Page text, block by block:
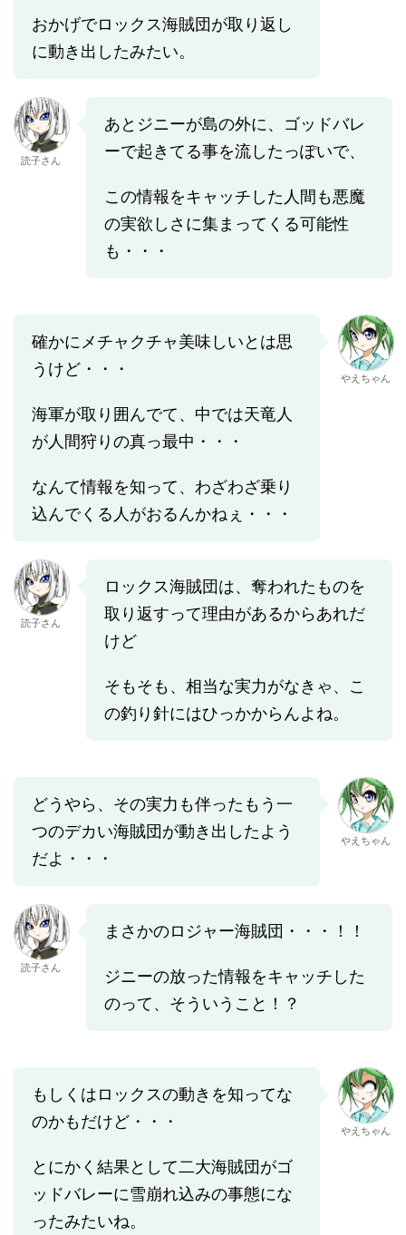
おかげでロックス海賊団が取り返し
に動き出したみたい。
読子さん
あとジニーが島の外に、ゴッドバレ
ーで起きてる事を流したっぽいで、
この情報をキャッチした人間も悪魔
の実欲しさに集まってくる可能性
も・・・
確かにメチャクチャ美味しいとは思
うけど・・・
海軍が取り囲んでて、中では天竜人
が人間狩りの真っ最中・・・
なんて情報を知って、わざわざ乗り
込んでくる人がおるんかねぇ・・・
やえちゃん
読子さん
ロックス海賊団は、奪われたものを
取り返すって理由があるからあれだ
けど
そもそも、相当な実力がなきゃ、こ
の釣り針にはひっかからんよね。
どうやら、その実力も伴ったもう一
つのデカい海賊団が動き出したよう
だよ・・・
やえちゃん
読子さん
まさかのロジャー海賊団・・・！！
ジニーの放った情報をキャッチした
のって、そういうこと！？
もしくはロックスの動きを知ってな
のかもだけど・・・
とにかく結果として二大海賊団がゴ
ッドバレーに雪崩れ込みの事態にな
ったみたいね。
やえちゃん